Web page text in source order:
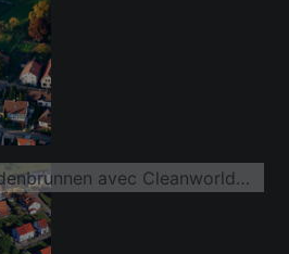
À la fontaine de Lindenbrunnen avec Cleanworld24